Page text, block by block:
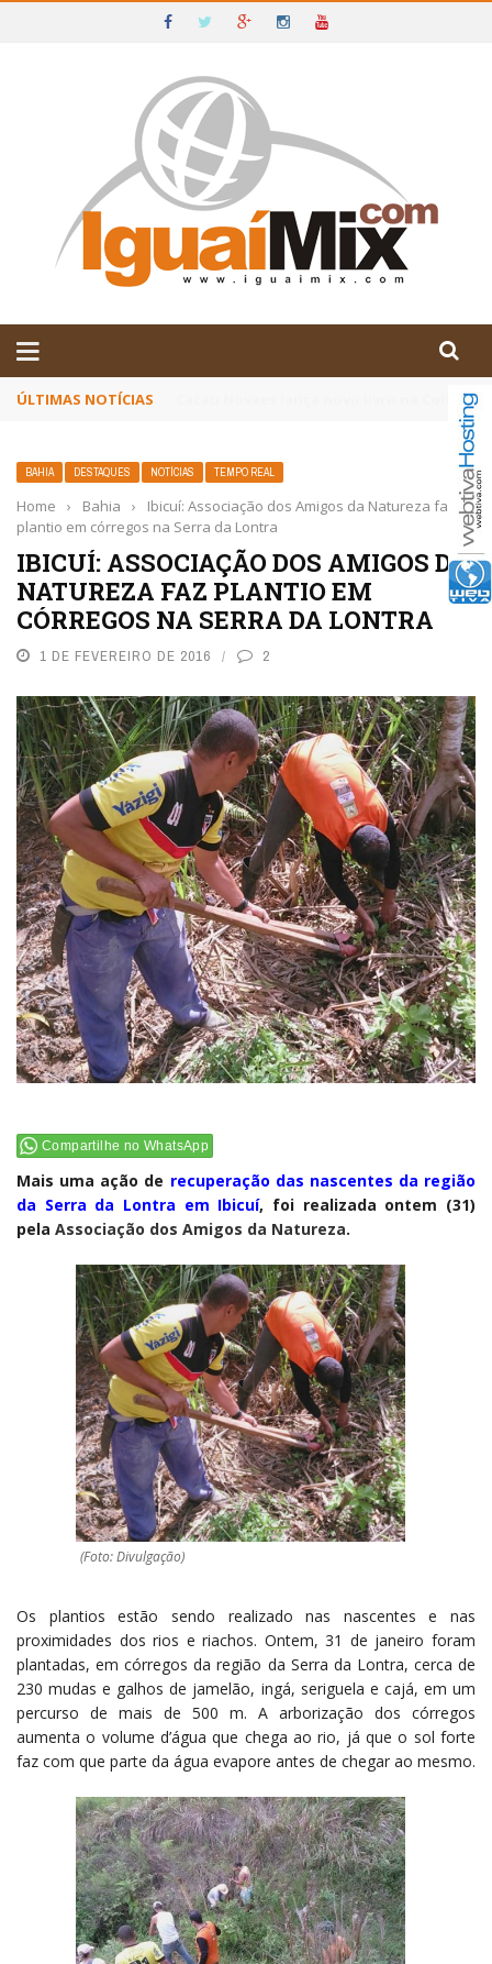
IGUAÍ E SUDOESTE DA BAHIA
ÚLTIMAS NOTÍCIAS Poetas baianos representam o Brasil no
BAHIA DESTAQUES NOTÍCIAS TEMPO REAL
Home › Bahia ›
Ibicuí: Associação dos Amigos da Natureza faz
plantio em córregos na Serra da Lontra
IBICUÍ: ASSOCIAÇÃO DOS AMIGOS DA
NATUREZA FAZ PLANTIO EM
CÓRREGOS NA SERRA DA LONTRA
1 DE FEVEREIRO DE 2016 2
Compartilhe no WhatsApp
Mais uma ação de recuperação das nascentes da região
da Serra da Lontra em Ibicuí, foi realizada ontem (31)
pela Associação dos Amigos da Natureza.
(Foto: Divulgação)
Os plantios estão sendo realizado nas nascentes e nas
proximidades dos rios e riachos. Ontem, 31 de janeiro foram
plantadas, em córregos da região da Serra da Lontra, cerca de
230 mudas e galhos de jamelão, ingá, seriguela e cajá, em um
percurso de mais de 500 m. A arborização dos córregos
aumenta o volume d’água que chega ao rio, já que o sol forte
faz com que parte da água evapore antes de chegar ao mesmo.